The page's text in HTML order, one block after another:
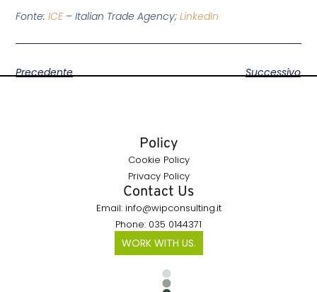
Fonte:ICE– Italian Trade Agency;LinkedIn
Precedente Successivo
Policy
Cookie Policy
Privacy Policy
Contact Us
Email: info@wipconsulting.it
Phone: 035 0144371
WORK WITH US.